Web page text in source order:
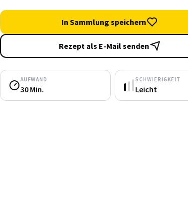
In Sammlung speichern
Rezept als E-Mail senden
AUFWAND
30 Min.
SCHWIERIGKEIT
Leicht